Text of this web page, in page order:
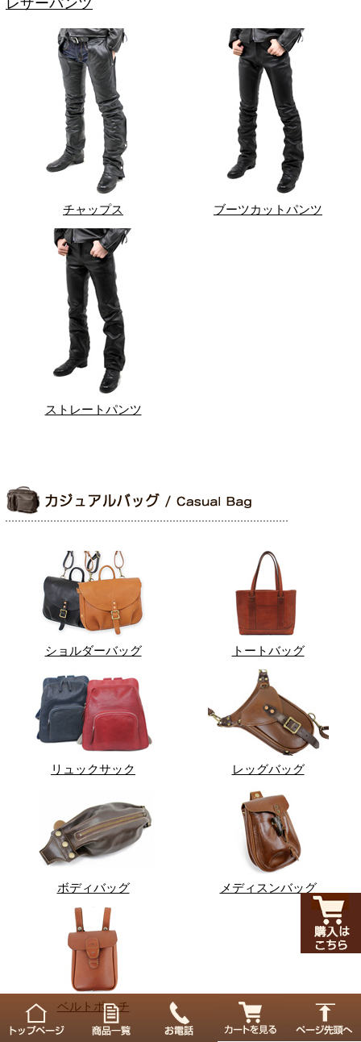
チャップス ブーツカットパンツ
ストレートパンツ
ショルダーバッグ トートバッグ
リュックサック レッグバッグ
ボディバッグ メディスンバッグ
ベルトポーチ